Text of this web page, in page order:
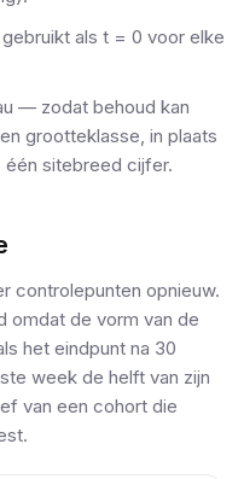
als t = 0 voor elke
— zodat behoud kan
grootteklasse, in plaats
sitebreed cijfer.
controlepunten opnieuw.
omdat de vorm van de
het eindpunt na 30
week de helft van zijn
van een cohort die